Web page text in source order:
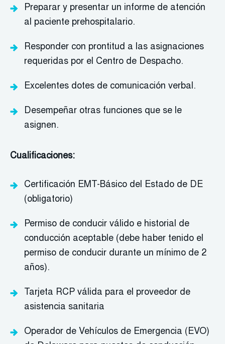
Preparar y presentar un informe de atención
al paciente prehospitalario.
Responder con prontitud a las asignaciones
requeridas por el Centro de Despacho.
Excelentes dotes de comunicación verbal.
Desempeñar otras funciones que se le
asignen.
Cualificaciones:
Certificación EMT-Básico del Estado de DE
(obligatorio)
Permiso de conducir válido e historial de
conducción aceptable (debe haber tenido el
permiso de conducir durante un mínimo de 2
años).
Tarjeta RCP válida para el proveedor de
asistencia sanitaria
Operador de Vehículos de Emergencia (EVO)